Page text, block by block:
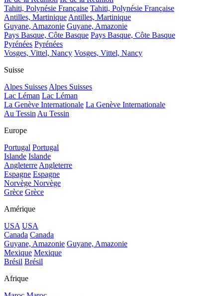
Tahiti, Polynésie Française Tahiti, Polynésie Française
Antilles, Martinique Antilles, Martinique
Guyane, Amazonie Guyane, Amazonie
Pays Basque, Côte Basque Pays Basque, Côte Basque
Pyrénées Pyrénées
Vosges, Vittel, Nancy Vosges, Vittel, Nancy
Suisse
Alpes Suisses Alpes Suisses
Lac Léman Lac Léman
La Genève Internationale La Genève Internationale
Au Tessin Au Tessin
Europe
Portugal Portugal
Islande Islande
Angleterre Angleterre
Espagne Espagne
Norvège Norvège
Grèce Grèce
Amérique
USA USA
Canada Canada
Guyane, Amazonie Guyane, Amazonie
Mexique Mexique
Brésil Brésil
Afrique